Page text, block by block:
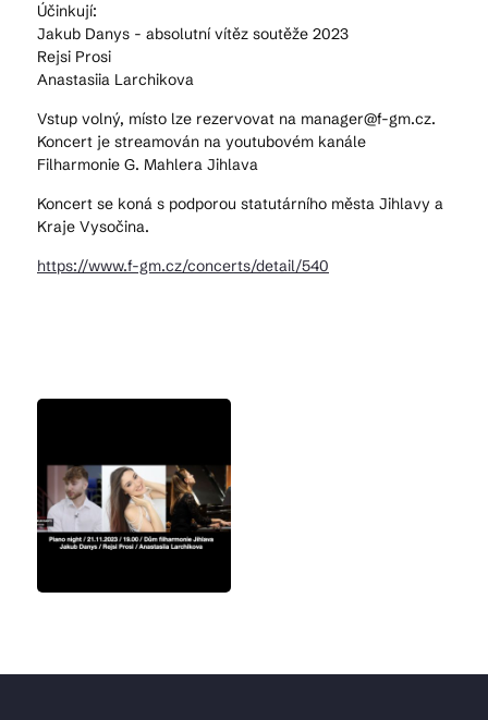
Účinkují:
Jakub Danys - absolutní vítěz soutěže 2023
Rejsi Prosi
Anastasiia Larchikova
Vstup volný, místo lze rezervovat na manager@f-gm.cz.
Koncert je streamován na youtubovém kanále
Filharmonie G. Mahlera Jihlava
Koncert se koná s podporou statutárního města Jihlavy a
Kraje Vysočina.
https://www.f-gm.cz/concerts/detail/540